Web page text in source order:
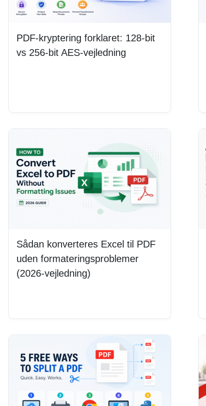
PDF-kryptering forklaret: 128-bit
vs 256-bit AES-vejledning
Sådan konverteres Excel til PDF
uden formateringsproblemer
(2026-vejledning)